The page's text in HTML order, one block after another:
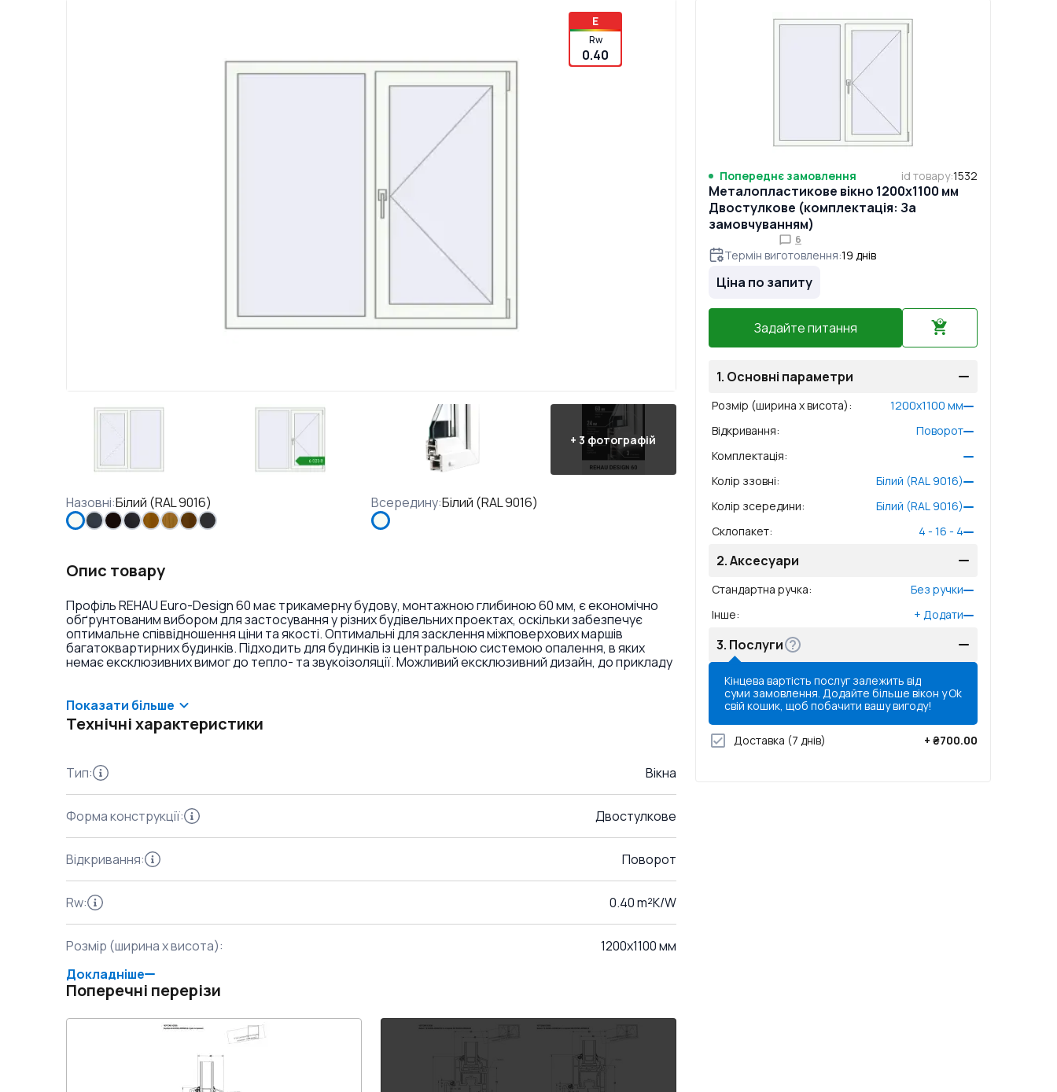
E
Rw
0.40
+3 фотографій
Назовні:Білий (RAL 9016) Всередину:Білий (RAL 9016)
Опис товару
Профіль REHAU Euro-Design 60 має трикамерну будову, монтажною глибиною 60 мм, є економічно
обґрунтованим вибором для застосування у різних будівельних проектах, оскільки забезпечує
оптимальне співвідношення ціни та якості. Оптимальні для засклення міжповерхових маршів
багатоквартирних будинків. Підходить для будинків із центральною системою опалення, в яких
немає ексклюзивних вимог до тепло- та звукоізоляції. Можливий ексклюзивний дизайн, до прикладу
Показати більше
Технічні характеристики
Тип: Вікна
Форма конструкції: Двостулкове
Відкривання: Поворот
Rw: 0.40 m²K/W
Розмір (ширина x висота):
1200x1100 мм
Докладніше
Поперечні перерізи
Попереднє замовлення id товару:1532
Металопластикове вікно 1200x1100 мм
Двостулкове (комплектація: За
замовчуванням)
6
Термін виготовлення:19 днів
Ціна по запиту
Задайте питання
1. Основні параметри
Розмір (ширина x висота): 1200x1100 мм
Відкривання:
Поворот
Комплектація:
Колір ззовні:
Білий (RAL 9016)
Колір зсередини:
Білий (RAL 9016)
Склопакет: 4 - 16 - 4
2.Аксесуари
Стандартна ручка:
Без ручки
Інше: + Додати
3. Послуги
Кінцева вартість послуг залежить від
суми замовлення. Додайте більше вікон у
свій кошик, щоб побачити вашу вигоду!
Ok
Доставка (7 днів) + ₴700.00